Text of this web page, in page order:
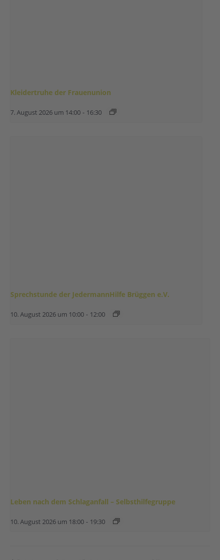
Kleidertruhe der Frauenunion
7. August 2026 um 14:00 - 16:30
Sprechstunde der JedermannHilfe Brüggen e.V.
10. August 2026 um 10:00 - 12:00
Leben nach dem Schlaganfall – Selbsthilfegruppe
10. August 2026 um 18:00 - 19:30